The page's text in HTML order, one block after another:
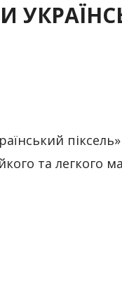
піксель»
та легкого